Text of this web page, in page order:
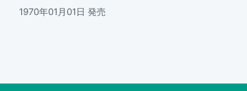
1970年01月01日 発売